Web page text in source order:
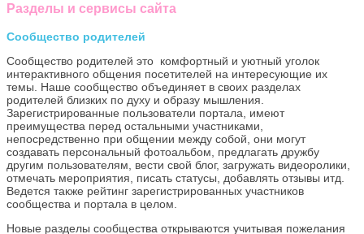
Разделы и сервисы сайта
Сообщество родителей
Сообщество родителей это комфортный и уютный уголок
интерактивного общения посетителей на интересующие их
темы. Наше сообщество объединяет в своих разделах
родителей близких по духу и образу мышления.
Зарегистрированные пользователи портала, имеют
преимущества перед остальными участниками,
непосредственно при общении между собой, они могут
создавать персональный фотоальбом, предлагать дружбу
другим пользователям, вести свой блог, загружать видеоролики,
отмечать мероприятия, писать статусы, добавлять отзывы итд.
Ведется также рейтинг зарегистрированных участников
сообщества и портала в целом.
Новые разделы сообщества открываются учитывая пожелания